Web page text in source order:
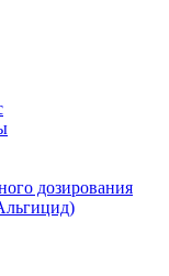
дозирования